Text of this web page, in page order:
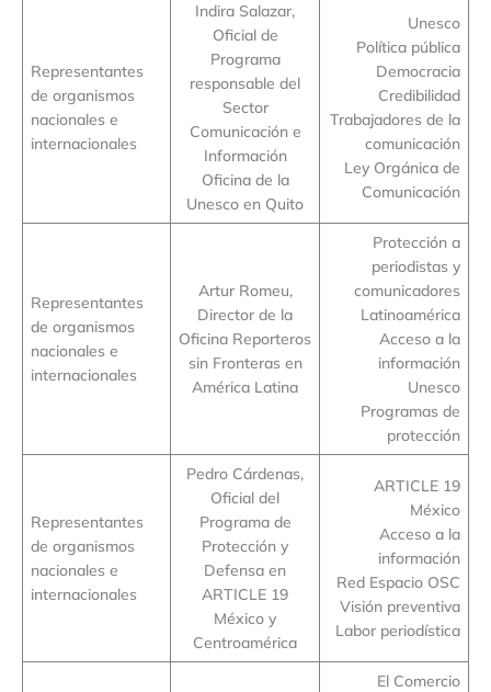
Representantes
de organismos
nacionales e
internacionales
Indira Salazar,
Oficial de
Programa
responsable del
Sector
Comunicación e
Información
Oficina de la
Unesco en Quito
Unesco
Política pública
Democracia
Credibilidad
Trabajadores de la
comunicación
Ley Orgánica de
Comunicación
Representantes
de organismos
nacionales e
internacionales
Artur Romeu,
Director de la
Oficina Reporteros
sin Fronteras en
América Latina
Protección a
periodistas y
comunicadores
Latinoamérica
Acceso a la
información
Unesco
Programas de
protección
Representantes
de organismos
nacionales e
internacionales
Pedro Cárdenas,
Oficial del
Programa de
Protección y
Defensa en
ARTICLE 19
México y
Centroamérica
ARTICLE 19
México
Acceso a la
información
Red Espacio OSC
Visión preventiva
Labor periodística
El Comercio